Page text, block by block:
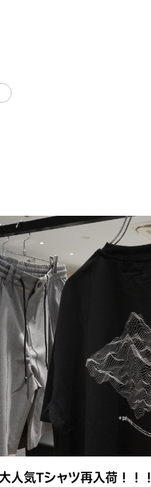
人気Tシャツ再入荷！！！